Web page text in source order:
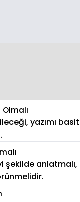
Olmalı
yazımı basit
şekilde anlatmalı,